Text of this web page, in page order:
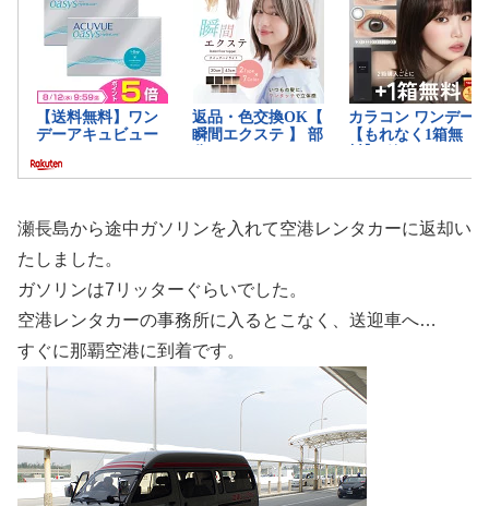
瀬長島から途中ガソリンを入れて空港レンタカーに返却い
たしました。
ガソリンは7リッターぐらいでした。
空港レンタカーの事務所に入るとこなく、送迎車へ…
すぐに那覇空港に到着です。